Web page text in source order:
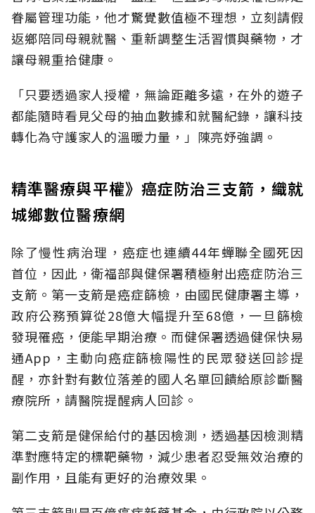
眷屬管理功能，他才驚覺數值極不理想，立刻請假
返鄉陪同母親就醫、重新調整生活習慣與藥物，才
讓母親重拾健康。
「只要透過家人授權，無論距離多遠，在外的遊子
都能隨時看見父母的抽血數據和就醫紀錄，讓科技
轉化為守護家人的溫暖力量，」陳亮妤強調。
精準醫療與平權》癌症防治三支箭，織就
城鄉數位醫療網
除了慢性病治理，癌症也連續44年蟬聯全國死因
首位，因此，衛福部與健保署積極射出癌症防治三
支箭。第一支箭是癌症篩檢，由國民健康署主導，
政府公務預算從28億大幅提升至68億，一旦篩檢
發現罹癌，便能早期治療。而健保署透過健保快易
通App，主動向癌症篩檢陽性的民眾發送回診提
醒，亦針對有數位落差的國人名單回饋給原診斷醫
療院所，請醫院提醒病人回診。
第二支箭是健保給付的基因檢測，透過基因檢測精
準對應特定的標靶藥物，減少患者忍受無效治療的
副作用，且能有更好的治療效果。